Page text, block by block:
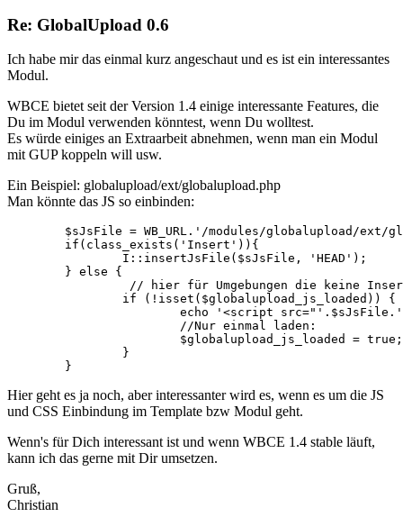
Re: GlobalUpload 0.6
Ich habe mir das einmal kurz angeschaut und es ist ein interessantes
Modul.
WBCE bietet seit der Version 1.4 einige interessante Features, die
Du im Modul verwenden könntest, wenn Du wolltest.
Es würde einiges an Extraarbeit abnehmen, wenn man ein Modul
mit GUP koppeln will usw.
Ein Beispiel: globalupload/ext/globalupload.php
Man könnte das JS so einbinden:
// hier für Umgebungen die keine
Hier geht es ja noch, aber interessanter wird es, wenn es um die JS
und CSS Einbindung im Template bzw Modul geht.
Wenn's für Dich interessant ist und wenn WBCE 1.4 stable läuft,
kann ich das gerne mit Dir umsetzen.
Gruß,
Christian